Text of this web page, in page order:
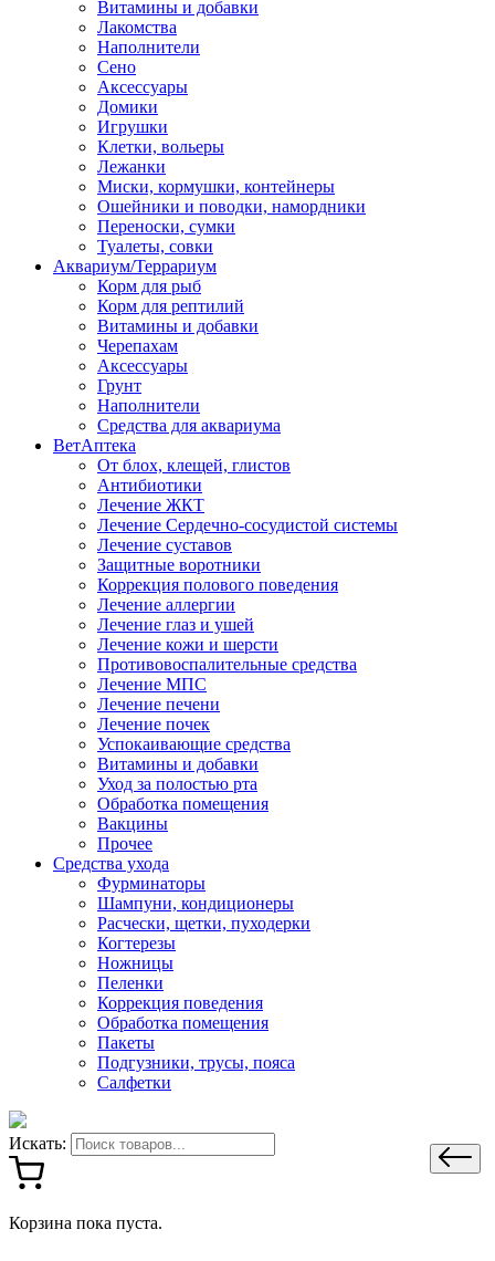
Витамины и добавки
Лакомства
Наполнители
Сено
Аксессуары
Домики
Игрушки
Клетки, вольеры
Лежанки
Миски, кормушки, контейнеры
Ошейники и поводки, намордники
Переноски, сумки
Туалеты, совки
Аквариум/Террариум
Корм для рыб
Корм для рептилий
Витамины и добавки
Черепахам
Аксессуары
Грунт
Наполнители
Средства для аквариума
ВетАптека
От блох, клещей, глистов
Антибиотики
Лечение ЖКТ
Лечение Сердечно-сосудистой системы
Лечение суставов
Защитные воротники
Коррекция полового поведения
Лечение аллергии
Лечение глаз и ушей
Лечение кожи и шерсти
Противовоспалительные средства
Лечение МПС
Лечение печени
Лечение почек
Успокаивающие средства
Витамины и добавки
Уход за полостью рта
Обработка помещения
Вакцины
Прочее
Средства ухода
Фурминаторы
Шампуни, кондиционеры
Расчески, щетки, пуходерки
Когтерезы
Ножницы
Пеленки
Коррекция поведения
Обработка помещения
Пакеты
Подгузники, трусы, пояса
Салфетки
Искать:
Корзина пока пуста.